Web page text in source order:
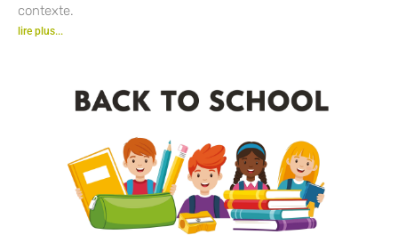
contexte.
lire plus...